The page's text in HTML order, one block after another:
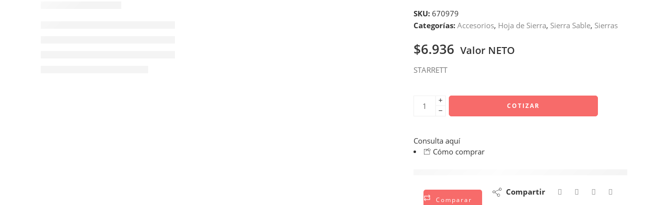
SKU: 670979
Categorías: Accesorios, Hoja de Sierra, Sierra Sable, Sierras
$6.936 Valor NETO
STARRETT
+
−
COTIZAR
Consulta aquí
Cómo comprar
Comparar
Compartir